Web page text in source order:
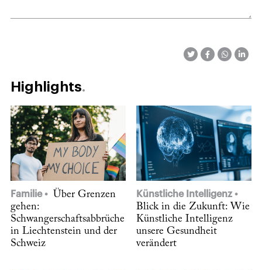
Highlights
Familie
Über Grenzen
gehen:
Schwangerschaftsabbrüche
in Liechtenstein und der
Schweiz
Künstliche Intelligenz
Blick in die Zukunft: Wie
Künstliche Intelligenz
unsere Gesundheit
verändert